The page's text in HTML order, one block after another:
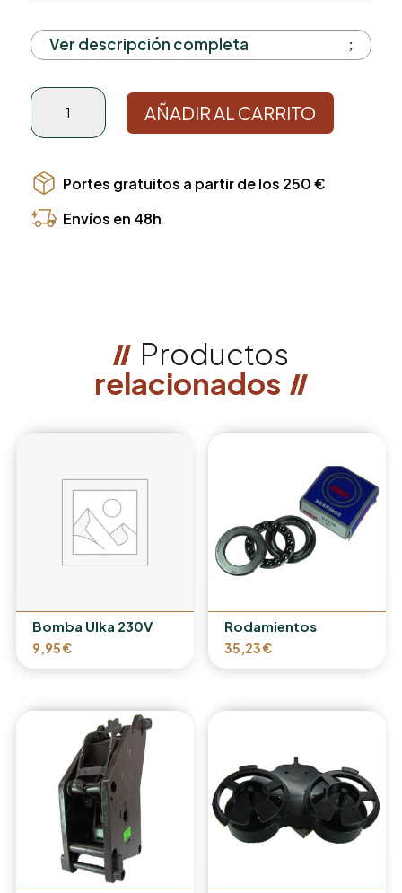
Ver descripción completa
Etiqueta
Selección
SNACK
cantidad
AÑADIR AL CARRITO
Portes gratuitos a partir de los 250 €
Envíos en 48h
Productos
relacionados
Bomba Ulka 230V
9,95€
Rodamientos
35,23€